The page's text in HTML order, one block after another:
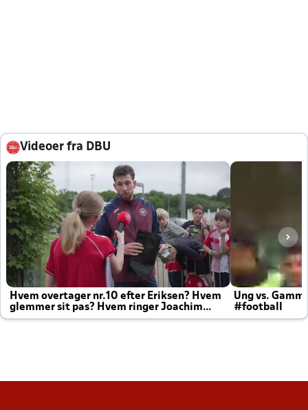
Videoer fra DBU
Hvem overtager nr.10 efter Eriksen? Hvem
glemmer sit pas? Hvem ringer Joachim
altid til efter kampe?
Ung vs.
#football